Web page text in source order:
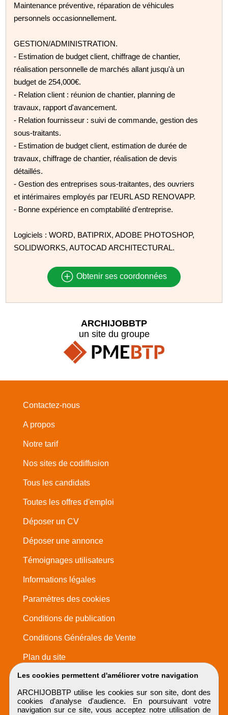
Maintenance préventive, réparation de véhicules
personnels occasionnellement.
GESTION/ADMINISTRATION.
- Estimation de budget client, chiffrage de chantier,
réalisation personnelle de marchés allant jusqu'à un
budget de 254,000€.
- Relation client : réunion de chantier, planning de
travaux, rapport d'avancement.
- Relation fournisseur : suivi de commande, gestion des
sous-traitants.
- Estimation de budget client, estimation de durée de
travaux, chiffrage de chantier, réalisation de devis
détaillés.
- Gestion des entreprises sous-traitantes, des ouvriers
et intérimaires employés par l'EURL ASD RENOVAPP.
- Bonne expérience en comptabilité d'entreprise.
Logiciels : WORD, BATIPRIX, ADOBE PHOTOSHOP,
SOLIDWORKS, AUTOCAD ARCHITECTURAL.
Obtenir ses coordonnées
Les cookies permettent d'améliorer votre navigation
ARCHIJOBBTP utilise les cookies sur son site, dont des
cookies d'analyse d'audience. En poursuivant votre
navigation sur ce site, vous acceptez notre utilisation de
ARCHIJOBBTP
un site du groupe
Contactez-nous
A propos
Notre tarif
Nos sites de codiffusion
Tous les candidats
Toutes les offres d'emploi
Déposer un CV
Déposer une annonce
Témoignages utilisateurs
Informations légales
Paramètres des cookies
Conditions de publication
Conditions Générales de Vente
Plan du site